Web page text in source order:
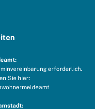
erforderlich.
Sie hier: